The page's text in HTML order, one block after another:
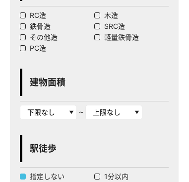
RC造
木造
鉄骨造
SRC造
その他造
軽量鉄骨造
PC造
建物面積
~
駅徒歩
指定しない
1分以内